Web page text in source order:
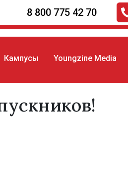
8 800 775 42 70
Кампусы Youngzine Media